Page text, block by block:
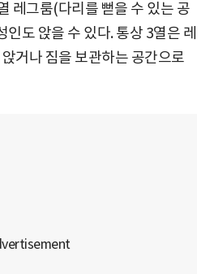
레그룸(다리를 뻗을 수 있는 공
도 앉을 수 있다. 통상 3열은 레
거나 짐을 보관하는 공간으로